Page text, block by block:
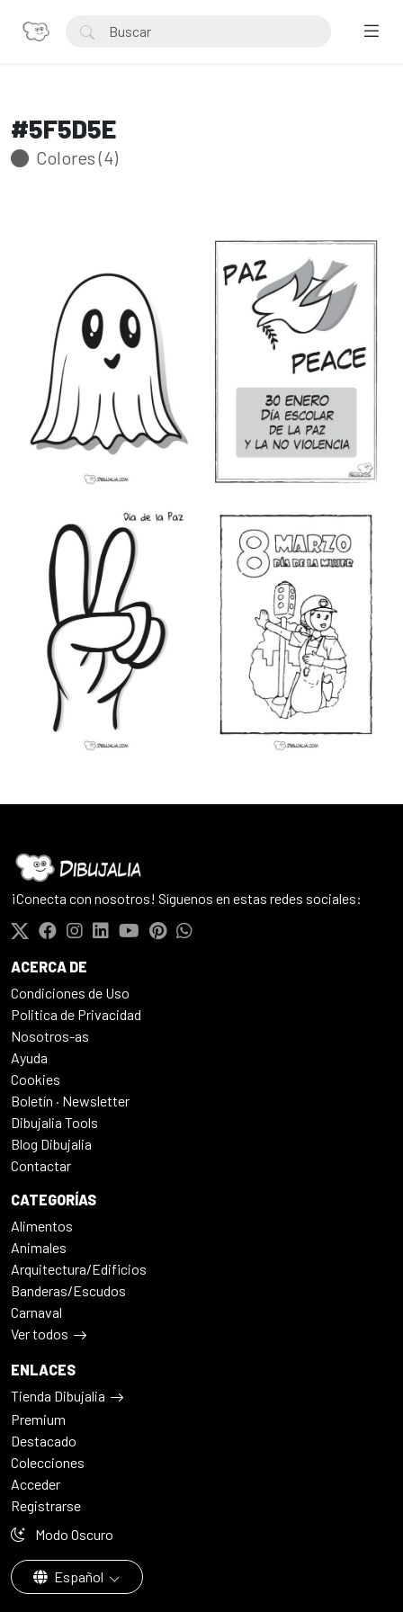
#5F5D5E
Colores (4)
¡Conecta con nosotros! Síguenos en estas redes sociales:
ACERCA DE
Condiciones de Uso
Politica de Privacidad
Nosotros-as
Ayuda
Cookies
Boletín · Newsletter
Dibujalia Tools
Blog Dibujalia
Contactar
CATEGORÍAS
Alimentos
Animales
Arquitectura/Edificios
Banderas/Escudos
Carnaval
Ver todos
ENLACES
Tienda Dibujalia
Premium
Destacado
Colecciones
Acceder
Registrarse
Modo Oscuro
Español